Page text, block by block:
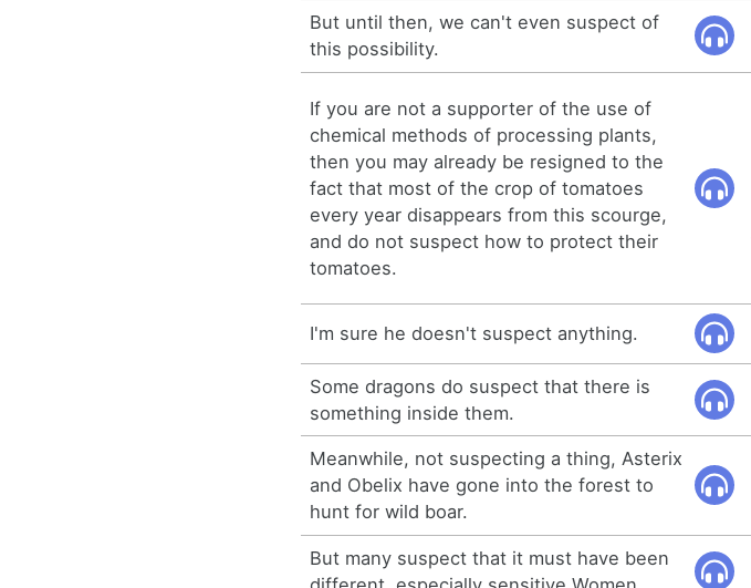
But until then, we can't even suspect of
this possibility.
If you are not a supporter of the use of
chemical methods of processing plants,
then you may already be resigned to the
fact that most of the crop of tomatoes
every year disappears from this scourge,
and do not suspect how to protect their
tomatoes.
I'm sure he doesn't suspect anything.
Some dragons do suspect that there is
something inside them.
Meanwhile, not suspecting a thing, Asterix
and Obelix have gone into the forest to
hunt for wild boar.
But many suspect that it must have been